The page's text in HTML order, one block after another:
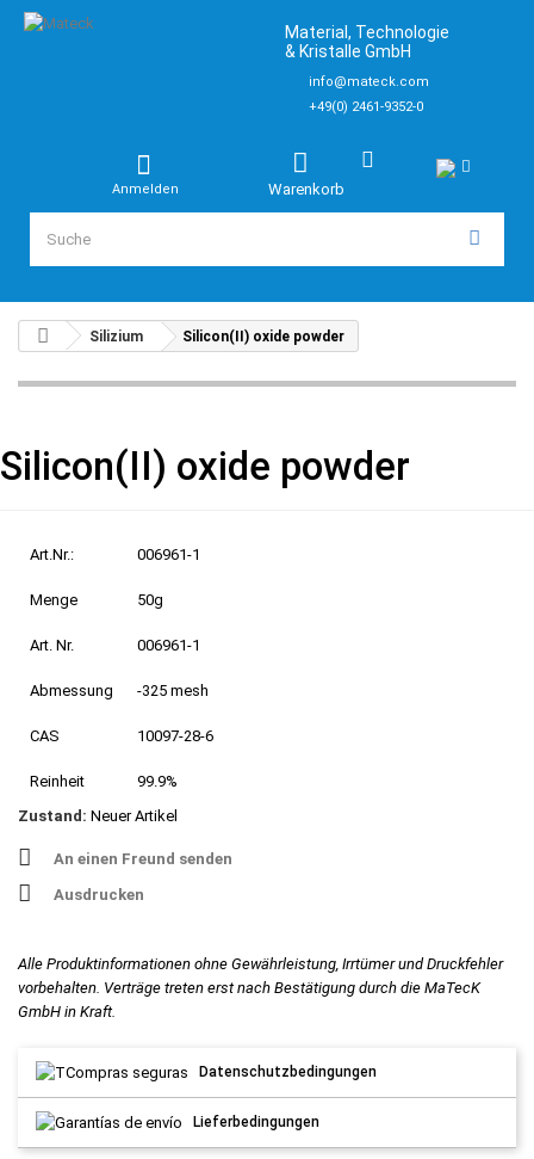
Material, Technologie
& Kristalle GmbH
info@mateck.com
+49(0) 2461-9352-0
Warenkorb
Anmelden
Silizium Silicon(II) oxide powder
Silicon(II) oxide powder
Art.Nr.: 006961-1
Menge 50g
Art. Nr. 006961-1
Abmessung -325 mesh
CAS 10097-28-6
Reinheit
99.9%
Zustand: Neuer Artikel
An einen Freund senden
Ausdrucken
Alle Produktinformationen ohne Gewährleistung, Irrtümer und Druckfehler
vorbehalten. Verträge treten erst nach Bestätigung durch die MaTecK
GmbH in Kraft.
Datenschutzbedingungen
Lieferbedingungen